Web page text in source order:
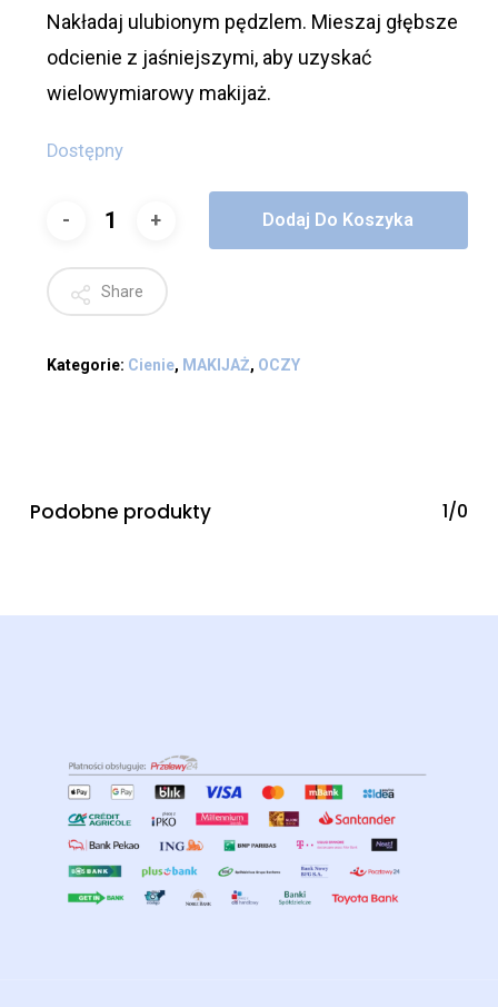
Nakładaj ulubionym pędzlem. Mieszaj głębsze
odcienie z jaśniejszymi, aby uzyskać
wielowymiarowy makijaż.
Dostępny
Dodaj Do Koszyka
Share
Kategorie: Cienie, MAKIJAŻ, OCZY
Podobne produkty 1/0